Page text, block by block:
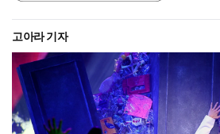
고아라 기자